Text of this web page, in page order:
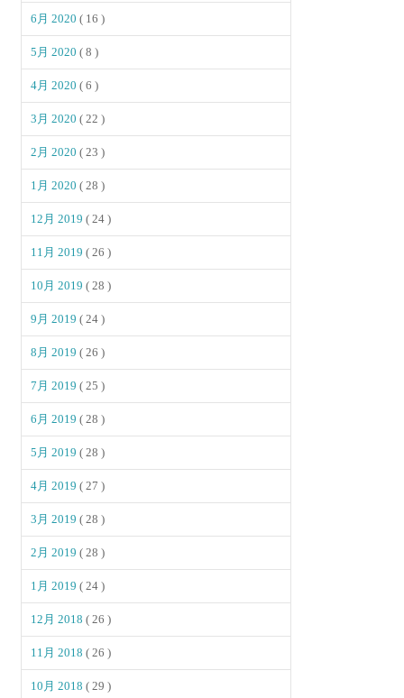
6月 2020( 16 )
5月 2020( 8 )
4月 2020( 6 )
3月 2020( 22 )
2月 2020( 23 )
1月 2020( 28 )
12月 2019( 24 )
11月 2019( 26 )
10月 2019( 28 )
9月 2019( 24 )
8月 2019( 26 )
7月 2019( 25 )
6月 2019( 28 )
5月 2019( 28 )
4月 2019( 27 )
3月 2019( 28 )
2月 2019( 28 )
1月 2019( 24 )
12月 2018( 26 )
11月 2018( 26 )
10月 2018( 29 )